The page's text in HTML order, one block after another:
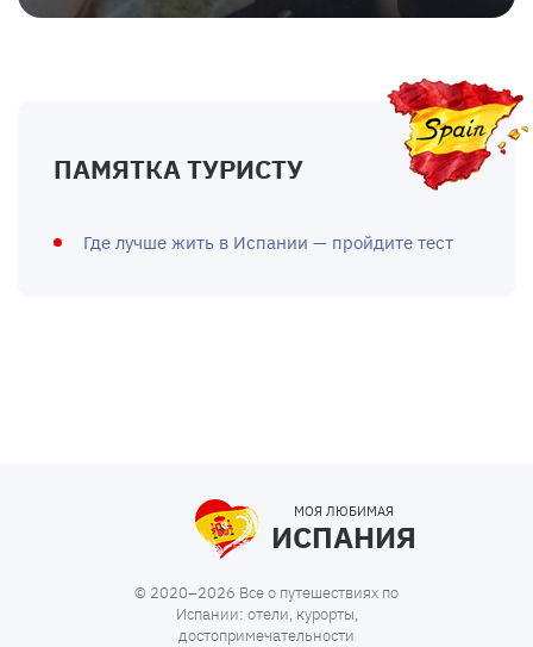
ПАМЯТКА ТУРИСТУ
Где лучше жить в Испании — пройдите тест
МОЯ ЛЮБИМАЯ
ИСПАНИЯ
© 2020–2026 Все о путешествиях по
Испании: отели, курорты,
достопримечательности